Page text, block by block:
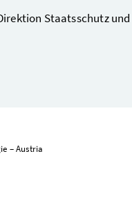
Staatsschutz
– Austria